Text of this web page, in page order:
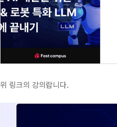
위 링크의 강의랍니다.